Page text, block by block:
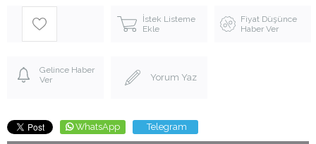
İstek Listeme
Ekle
Fiyat Düşünce
Haber Ver
Gelince Haber
Ver
Yorum Yaz
WhatsApp Telegram